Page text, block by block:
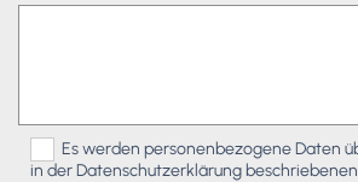
Es werden personenbezogene Daten
in der Datenschutzerklärung